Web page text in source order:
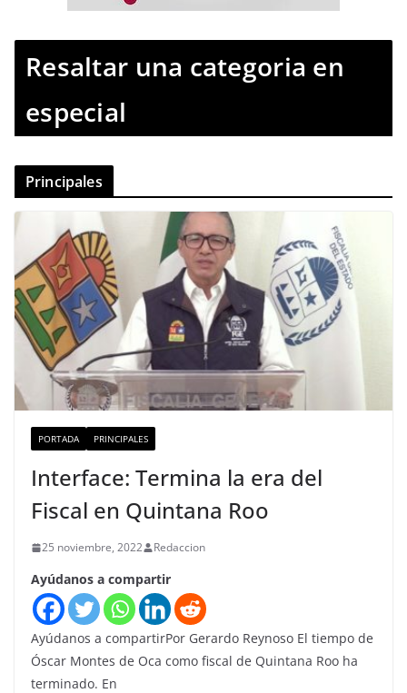
Resaltar una categoria en
especial
Principales
PORTADA PRINCIPALES
Interface: Termina la era del
Fiscal en Quintana Roo
25 noviembre, 2022 Redaccion
Ayúdanos a compartir
Ayúdanos a compartirPor Gerardo Reynoso El tiempo de
Óscar Montes de Oca como fiscal de Quintana Roo ha
terminado. En